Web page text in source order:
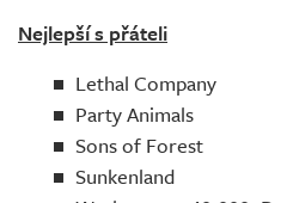
Nejlepší s přáteli
Lethal Company
Party Animals
Sons of Forest
Sunkenland